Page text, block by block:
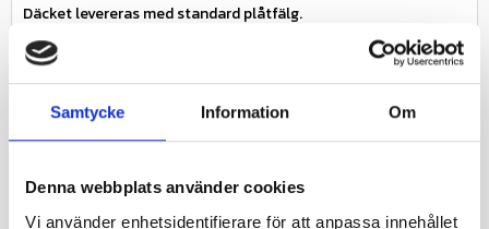
Samtycke Information Om
Denna webbplats använder cookies
Vi använder enhetsidentifierare för att anpassa innehållet
Däcket levereras med standard plåtfälg.
Slanglöst.
Miljöavgift
Miljöavgift 25 kr inkl moms
Fabrikat
Kenda
Nettovikt kg
18